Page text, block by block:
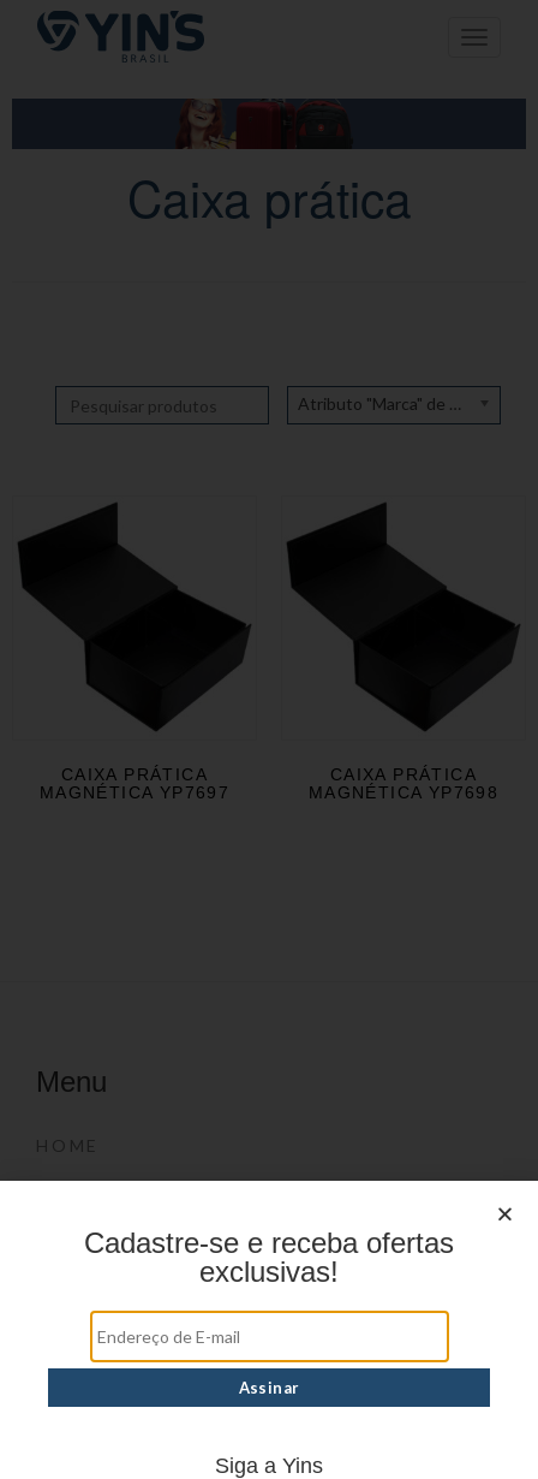
Pular
para
conteúdo
Toggle
Caixa prática
Atributo "Marca" de produto
CAIXA PRÁTICA
MAGNÉTICA YP7697
CAIXA PRÁTICA
MAGNÉTICA YP7698
Menu
HOME
PRODUTOS
ONDE COMPRAR
CATÁLOGOS
Cadastre-se e receba ofertas
exclusivas!
Siga a Yins